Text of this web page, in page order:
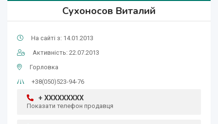
Сухоносов Виталий
На сайті з: 14.01.2013
Активність: 22.07.2013
Горловка
+38(050)523-94-76
+ XXXXXXXXX
Показати телефон продавця